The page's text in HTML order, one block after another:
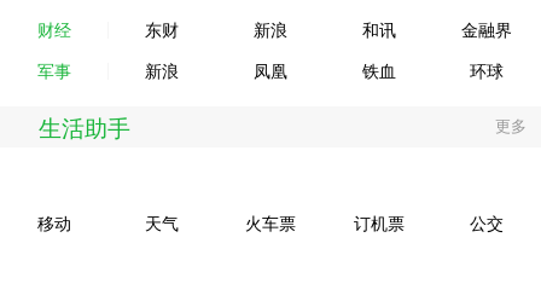
财经 东财 新浪 和讯 金融界
军事 新浪 凤凰 铁血 环球
生活助手 更多
移动 天气 火车票 订机票 公交